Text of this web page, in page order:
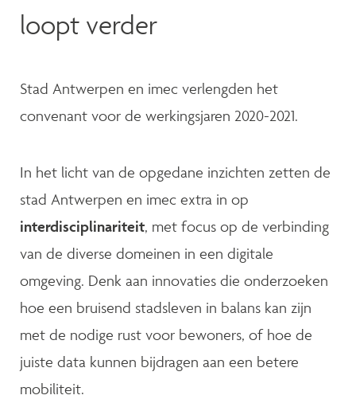
loopt verder
Stad Antwerpen en imec verlengden het
convenant voor de werkingsjaren 2020-2021.
In het licht van de opgedane inzichten zetten de
stad Antwerpen en imec extra in op
interdisciplinariteit, met focus op de verbinding
van de diverse domeinen in een digitale
omgeving. Denk aan innovaties die onderzoeken
hoe een bruisend stadsleven in balans kan zijn
met de nodige rust voor bewoners, of hoe de
juiste data kunnen bijdragen aan een betere
mobiliteit.